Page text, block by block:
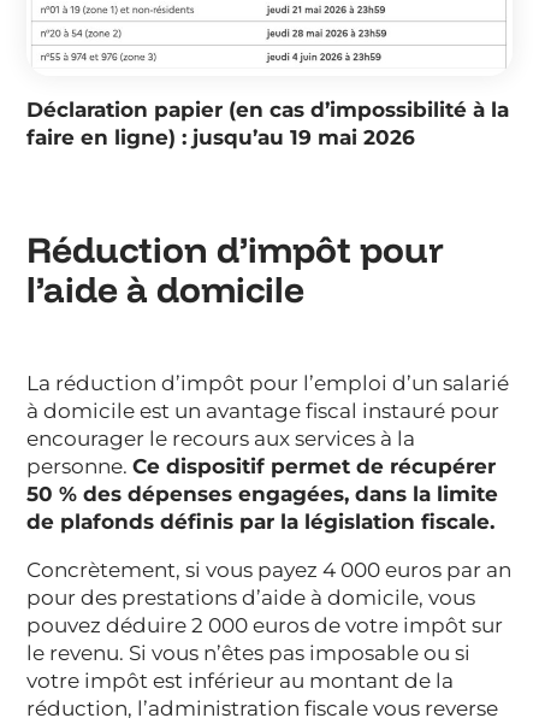
Déclaration papier (en cas d’impossibilité à la
faire en ligne) : jusqu’au 19 mai 2026
Réduction d’impôt pour
l’aide à domicile
La réduction d’impôt pour l’emploi d’un salarié
à domicile est un avantage fiscal instauré pour
encourager le recours aux services à la
personne.Ce dispositif permet de récupérer
50 % des dépenses engagées, dans la limite
de plafonds définis par la législation fiscale.
Concrètement, si vous payez 4 000 euros par an
pour des prestations d’aide à domicile, vous
pouvez déduire 2 000 euros de votre impôt sur
le revenu. Si vous n’êtes pas imposable ou si
votre impôt est inférieur au montant de la
réduction, l’administration fiscale vous reverse